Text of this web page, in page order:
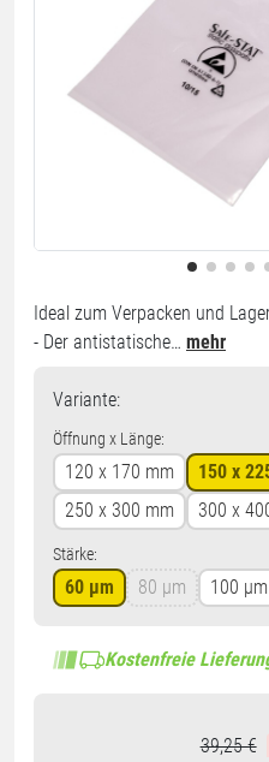
Ideal zum Verpacken und
- Der antistatische… mehr
Variante:
Öffnung x Länge:
120 x 170 mm 150 x
250 x 300 mm
300 x
Stärke:
60 µm 80 µm 100 µm
Kostenfreie
39,25 €